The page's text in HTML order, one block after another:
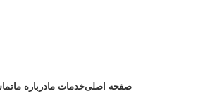
صفحه اصلیخدمات مادرباره ما